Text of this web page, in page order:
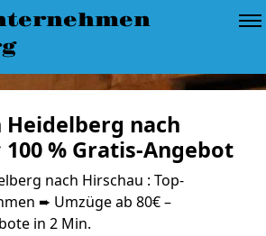
Heidelberg nach
% Gratis-Angebot
nach Hirschau : Top-
➨ Umzüge ab 80€ –
in 2 Min.